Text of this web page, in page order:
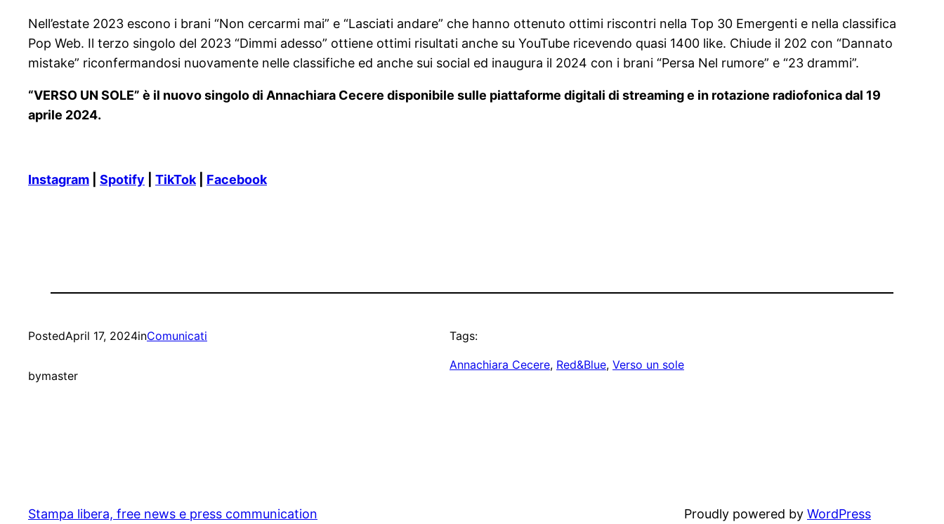
Nell’estate 2023 escono i brani “Non cercarmi mai” e “Lasciati andare” che hanno ottenuto ottimi riscontri nella Top 30 Emergenti e nella classifica
Pop Web. Il terzo singolo del 2023 “Dimmi adesso” ottiene ottimi risultati anche su YouTube ricevendo quasi 1400 like. Chiude il 202 con “Dannato
mistake” riconfermandosi nuovamente nelle classifiche ed anche sui social ed inaugura il 2024 con i brani “Persa Nel rumore” e “23 drammi”.
“VERSO UN SOLE” è il nuovo singolo di Annachiara Cecere disponibile sulle piattaforme digitali di streaming e in rotazione radiofonica dal 19
aprile 2024.
Instagram Spotify TikTok| Facebook
PostedApril 17, 2024inComunicati
bymaster
Tags:
Annachiara Cecere, Red&Blue, Verso un sole
Stampa libera, free news e press communication Proudly powered by WordPress